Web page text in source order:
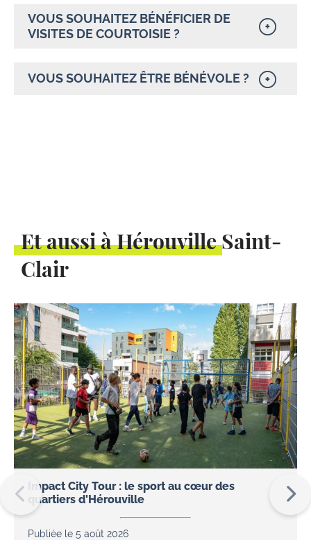
VOUS SOUHAITEZ BÉNÉFICIER DE
VISITES DE COURTOISIE ?
VOUS SOUHAITEZ ÊTRE BÉNÉVOLE ?
Et aussi à Hérouville Saint-
Clair
Impact City Tour : le sport au cœur des
quartiers d'Hérouville
Publiée le 5 août 2026